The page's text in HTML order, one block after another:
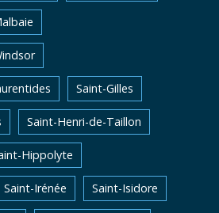
Saint-Gilles
Saint-Henri-de-Taillon
Hippolyte
Saint-Irénée Saint-Isidore